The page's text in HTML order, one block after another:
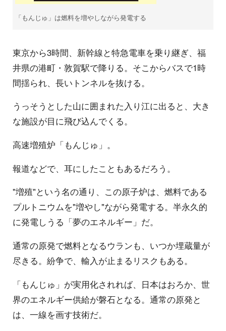
「もんじゅ」は燃料を増やしながら発電する
東京から3時間、新幹線と特急電車を乗り継ぎ、福
井県の港町・敦賀駅で降りる。そこからバスで1時
間揺られ、長いトンネルを抜ける。
うっそうとした山に囲まれた入り江に出ると、大き
な施設が目に飛び込んでくる。
高速増殖炉「もんじゅ」。
報道などで、耳にしたこともあるだろう。
"増殖"という名の通り、この原子炉は、燃料である
プルトニウムを"増やし"ながら発電する。半永久的
に発電しうる「夢のエネルギー」だ。
通常の原発で燃料となるウランも、いつか埋蔵量が
尽きる。紛争で、輸入が止まるリスクもある。
「もんじゅ」が実用化されれば、日本はおろか、世
界のエネルギー供給が磐石となる。通常の原発と
は、一線を画す技術だ。